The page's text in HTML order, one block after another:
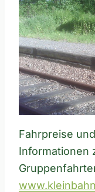
Fahrpreise
Informationen